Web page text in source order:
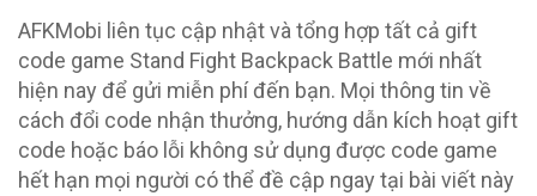
AFKMobi liên tục cập nhật và tổng hợp tất cả gift
code game Stand Fight Backpack Battle mới nhất
hiện nay để gửi miễn phí đến bạn. Mọi thông tin về
cách đổi code nhận thưởng, hướng dẫn kích hoạt gift
code hoặc báo lỗi không sử dụng được code game
hết hạn mọi người có thể đề cập ngay tại bài viết này